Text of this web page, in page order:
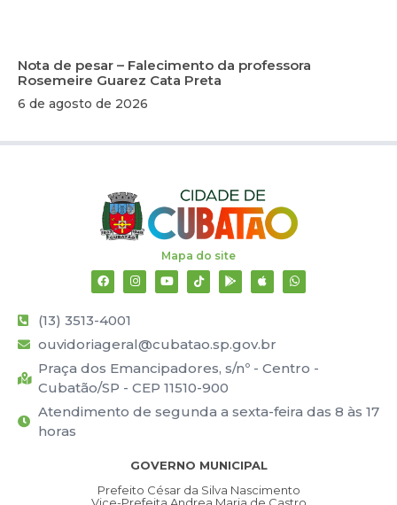
Nota de pesar – Falecimento da professora
Rosemeire Guarez Cata Preta
6 de agosto de 2026
Mapa do site
(13) 3513-4001
ouvidoriageral@cubatao.sp.gov.br
Praça dos Emancipadores, s/nº - Centro -
Cubatão/SP - CEP 11510-900
Atendimento de segunda a sexta-feira das 8 às 17
horas
GOVERNO MUNICIPAL
Prefeito César da Silva Nascimento